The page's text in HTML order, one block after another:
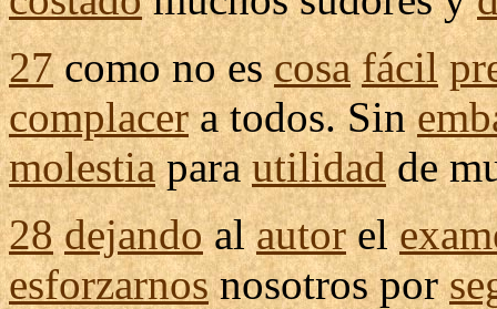
27como no escosa fácil
complacera todos. Sin
molestiaparautilidadde
28 dejandoalautorel
esforzarnosnosotros por